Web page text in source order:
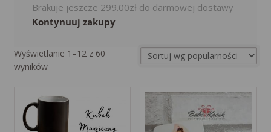
Brakuje jeszcze 299.00złdo darmowej dostawy
Kontynuuj zakupy
Wyświetlanie 1–12 z 60
wynikówSorted